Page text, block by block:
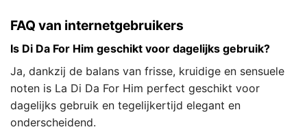
FAQ van internetgebruikers
Is Di Da For Him geschikt voor dagelijks gebruik?
Ja, dankzij de balans van frisse, kruidige en sensuele
noten is La Di Da For Him perfect geschikt voor
dagelijks gebruik en tegelijkertijd elegant en
onderscheidend.